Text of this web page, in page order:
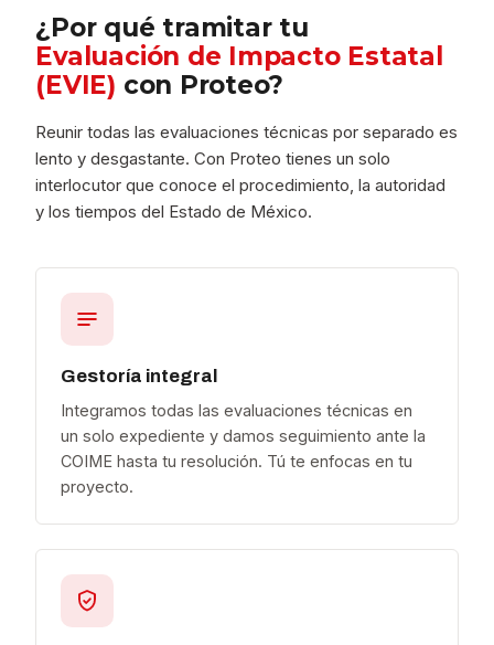
¿Por qué tramitar tu
Evaluación de Impacto Estatal
(EVIE) con Proteo?
Reunir todas las evaluaciones técnicas por separado es
lento y desgastante. Con Proteo tienes un solo
interlocutor que conoce el procedimiento, la autoridad
y los tiempos del Estado de México.
Gestoría integral
Integramos todas las evaluaciones técnicas en
un solo expediente y damos seguimiento ante la
COIME hasta tu resolución. Tú te enfocas en tu
proyecto.